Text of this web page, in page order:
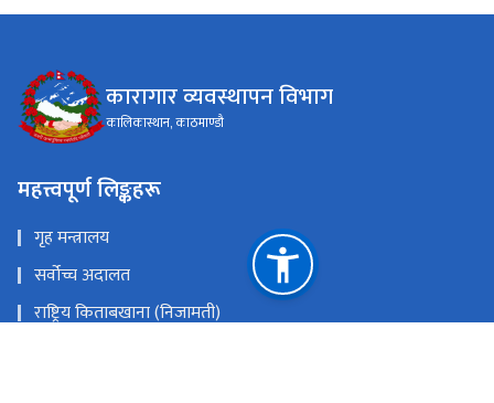
कारागार व्यवस्थापन विभाग
कालिकास्थान, काठमाण्डौ
महत्त्वपूर्ण लिङ्कहरू
गृह मन्त्रालय
सर्वोच्च अदालत
राष्ट्रिय किताबखाना (निजामती)